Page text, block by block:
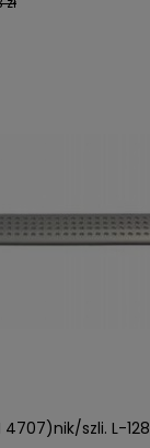
4707)nik/szli. L-128